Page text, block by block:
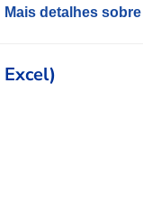
Mais detalhes